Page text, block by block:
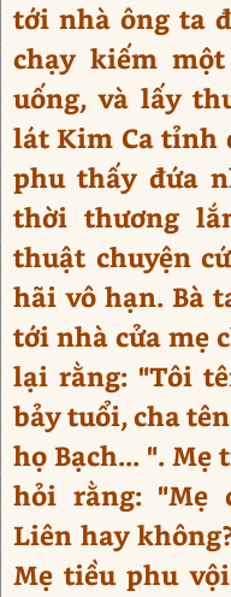
tới nhà ông ta
chạy kiếm
uống, và lấy
lát Kim Ca tỉnh
phu thấy đứa
thời thương
thuật chuyện
hãi vô hạn. Bà
tới nhà cửa mẹ
lại rằng: "Tôi
bảy tuổi, cha
họ Bạch... ".
hỏi rằng: "Mẹ
Liên hay
Mẹ tiều phu